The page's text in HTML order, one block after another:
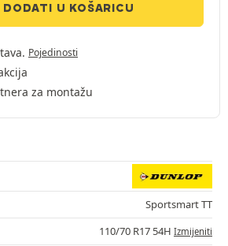
DODATI U KOŠARICU
Pojedinosti
za montažu
Sportsmart TT
110/70 R17 54H Izmijeniti